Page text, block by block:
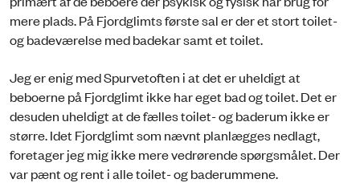
mere plads. På Fjordglimts første sal er der et stort toilet-
og badeværelse med badekar samt et toilet.
Jeg er enig med Spurvetoften i at det er uheldigt at
beboerne på Fjordglimt ikke har eget bad og toilet. Det er
desuden uheldigt at de fælles toilet- og baderum ikke er
større. Idet Fjordglimt som nævnt planlægges nedlagt,
foretager jeg mig ikke mere vedrørende spørgsmålet. Der
var pænt og rent i alle toilet- og baderummene.